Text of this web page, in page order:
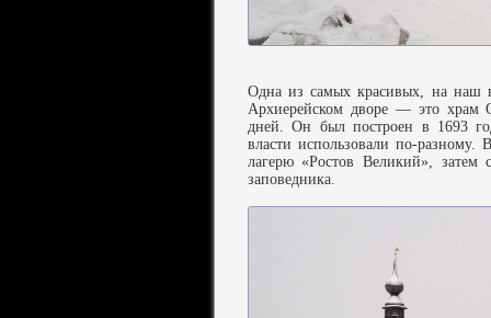
Одна из самых красивых, на наш
Архиерейском дворе — это храм
дней. Он был построен в 1693
власти использовали по-
лагерю «Ростов Великий», затем
заповедника.